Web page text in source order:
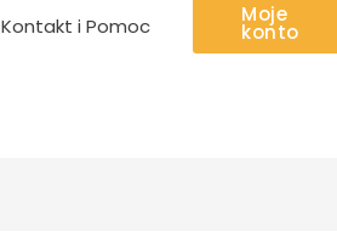
Kontakt i Pomoc Moje
konto